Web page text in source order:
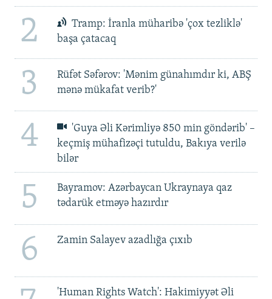
2
Tramp: İranla müharibə 'çox tezliklə'
başa çatacaq
3
Rüfət Səfərov: 'Mənim günahımdır ki, ABŞ
mənə mükafat verib?'
4
'Guya Əli Kərimliyə 850 min göndərib' –
keçmiş mühafizəçi tutuldu, Bakıya verilə
bilər
5
Bayramov: Azərbaycan Ukraynaya qaz
tədarük etməyə hazırdır
6 Zamin Salayev azadlığa çıxıb
'Human Rights Watch': Hakimiyyət Əli